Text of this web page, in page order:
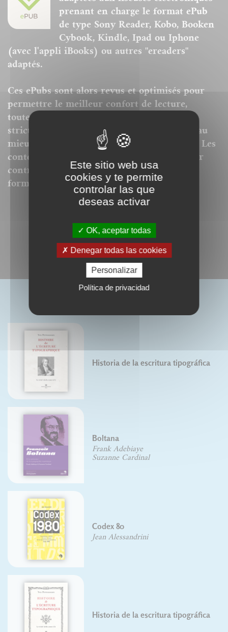
prenant en charge le format ePub
de type Sony Reader, Kobo, Booken
Cybook, Kindle, Ipad ou Iphone
(avec l'appli iBooks) ou autres "ereaders"
adaptés.
Ces ePubs sont alors revus et optimisés pour
permettre le meilleur confort de lecture,
toutefois la mise en page n'est donc pas
strictement identique même si nous avons au
mieux respecté la charte graphique initiale. Les
contenus textes et iconographiques sont, par
contre, intégralement reproduits dans ce
format.
Historia de la escritura tipográfica
Boltana
Frank Adebiaye
Suzanne Cardinal
Codex 80
Jean Alessandrini
Historia de la escritura tipográfica
Este sitio web usa
cookies y te permite
controlar las que
deseas activar
OK, aceptar todas
Denegar todas las cookies
Personalizar
Política de privacidad